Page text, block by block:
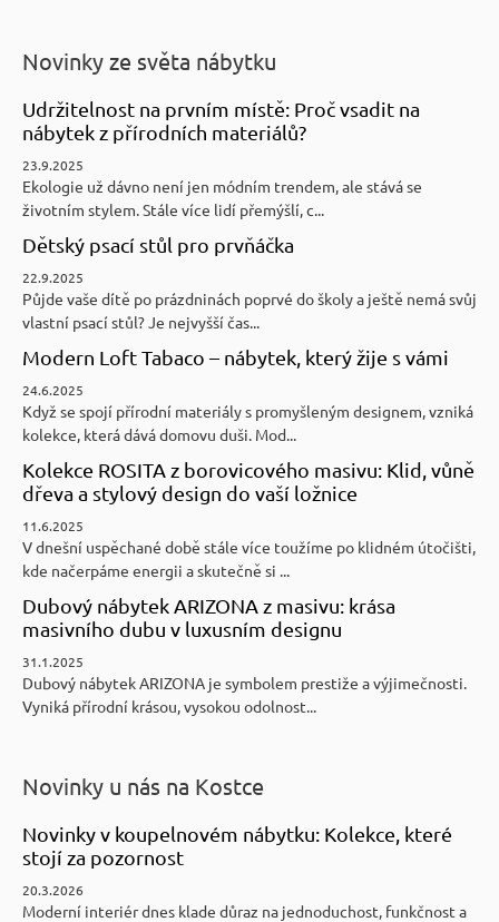
Novinky ze světa nábytku
Udržitelnost na prvním místě: Proč vsadit na
nábytek z přírodních materiálů?
23.9.2025
Ekologie už dávno není jen módním trendem, ale stává se
životním stylem. Stále více lidí přemýšlí, c...
Dětský psací stůl pro prvňáčka
22.9.2025
Půjde vaše dítě po prázdninách poprvé do školy a ještě nemá svůj
vlastní psací stůl? Je nejvyšší čas...
Modern Loft Tabaco – nábytek, který žije s vámi
24.6.2025
Když se spojí přírodní materiály s promyšleným designem, vzniká
kolekce, která dává domovu duši. Mod...
Kolekce ROSITA z borovicového masivu: Klid, vůně
dřeva a stylový design do vaší ložnice
11.6.2025
V dnešní uspěchané době stále více toužíme po klidném útočišti,
kde načerpáme energii a skutečně si ...
Dubový nábytek ARIZONA z masivu: krása
masivního dubu v luxusním designu
31.1.2025
Dubový nábytek ARIZONA je symbolem prestiže a výjimečnosti.
Vyniká přírodní krásou, vysokou odolnost...
Novinky u nás na Kostce
Novinky v koupelnovém nábytku: Kolekce, které
stojí za pozornost
20.3.2026
Moderní interiér dnes klade důraz na jednoduchost, funkčnost a